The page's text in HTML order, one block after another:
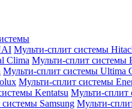
Мульти-сплит системы
Clima Мульти-сплит системы
Мульти-сплит системы Ultima
Мульти-сплит системы
Kentatsu Мульти-сплит
Samsung Мульти-